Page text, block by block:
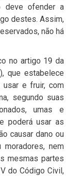
deve ofender a
destes. Assim,
não há
no artigo 19 da
que estabelece
usar e fruir, com
segundo suas
umas e
poderá usar as
causar dano ou
nem
mesmas partes
do Código Civil,